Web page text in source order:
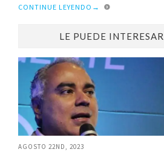
CONTINUE LEYENDO →
LE PUEDE
AGOSTO 22ND, 2023